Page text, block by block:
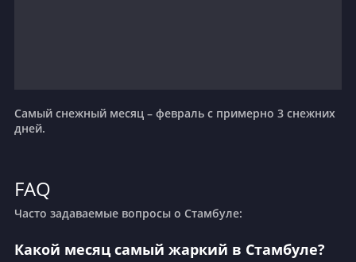
Самый снежный месяц – февраль с примерно 3 снежних
дней.
FAQ
Часто задаваемые вопросы о Стамбуле:
Какой месяц самый жаркий в Стамбуле?